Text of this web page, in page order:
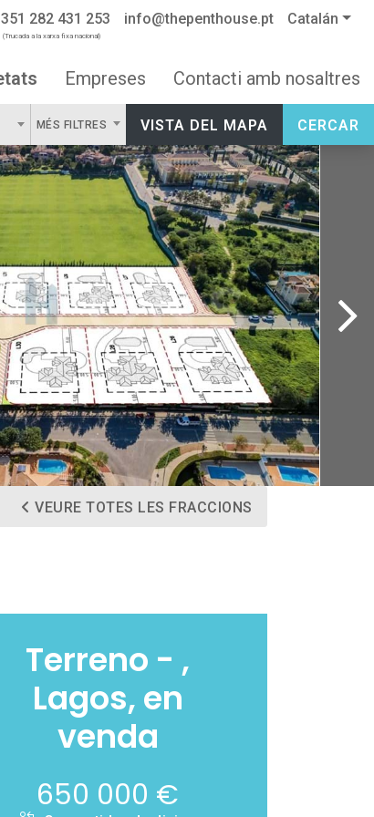
282 431 253
(Trucada a la xarxa fixa nacional)
info@thepenthouse.pt Catalán
Empreses Contacti amb nosaltres
MÉS FILTRES VISTA DEL MAPA CERCAR
VEURE TOTES LES FRACCIONS
Terreno - ,
Lagos, en
venda
650 000 €